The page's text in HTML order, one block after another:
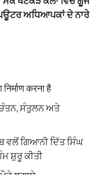
ਅਧਿਆਪਕਾਂ ਦੇ ਨਾਰੇ
करना है
ਸੰਤੁਲਨ ਅਤੇ
ਵਲੋਂ ਗਿਆਨੀ ਦਿੱਤ ਸਿੰਘ
ਸ਼ੁਰੂ ਕੀਤੀ